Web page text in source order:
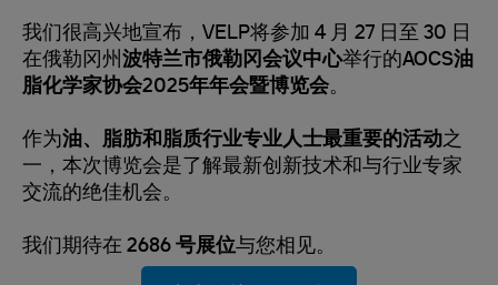
我们很高兴地宣布，VELP将参加 4 月 27 日至 30 日
在俄勒冈州 波特兰市俄勒冈会议中心举行的AOCS油
脂化学家协会2025年年会暨博览会。
作为油、脂肪和脂质行业专业人士最重要的活动之
一，本次博览会是了解最新创新技术和与行业专家
交流的绝佳机会。
我们期待在 2686 号展位与您相见。